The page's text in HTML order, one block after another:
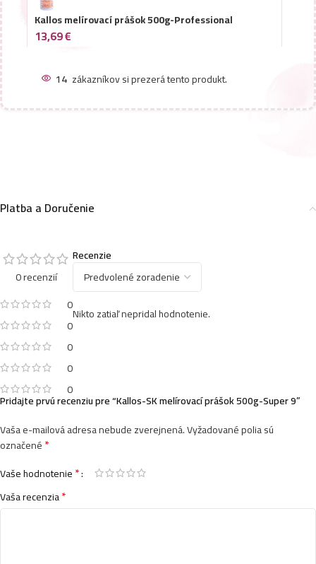
Kallos melírovací prášok 500g-Professional
13,69€
14 zákazníkov si prezerá tento produkt.
Platba a Doručenie
0 recenzií
0
0
0
0
0
Recenzie
Nikto zatiaľ nepridal hodnotenie.
Pridajte prvú recenziu pre “Kallos-SK melírovací prášok 500g-Super 9”
Vaša e-mailová adresa nebude zverejnená.Vyžadované polia sú
označené*
Vaše hodnotenie*
Vaša recenzia*